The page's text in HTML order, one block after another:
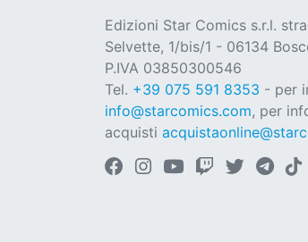
Edizioni Star Comics s.r.l.
Selvette, 1/bis/1 - 06134
P.IVA 03850300546
Tel. +39 075 591 8353 - per
info@starcomics.com, per
acquisti